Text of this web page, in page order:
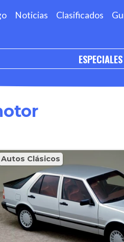
Noticias Clasificados
ESPECIALES
Autos Clásicos